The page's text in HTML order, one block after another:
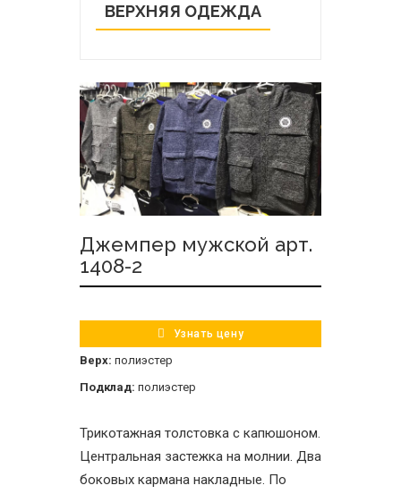
ВЕРХНЯЯ ОДЕЖДА
Джемпер мужской арт.
1408-2
Узнать цену
Верх: полиэстер
Подклад: полиэстер
Трикотажная толстовка с капюшоном.
Центральная застежка на молнии. Два
боковых кармана накладные. По